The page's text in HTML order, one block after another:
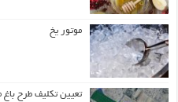
موتور یخ